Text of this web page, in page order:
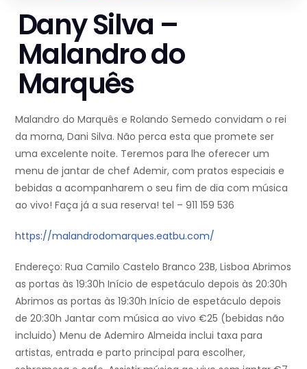
Dany Silva –
Malandro do
Marquês
Malandro do Marquês e Rolando Semedo convidam o rei
da morna, Dani Silva. Não perca esta que promete ser
uma excelente noite. Teremos para lhe oferecer um
menu de jantar de chef Ademir, com pratos especiais e
bebidas a acompanharem o seu fim de dia com música
ao vivo! Faça já a sua reserva! tel – 911 159 536
https://malandrodomarques.eatbu.com/
Endereço: Rua Camilo Castelo Branco 23B, Lisboa Abrimos
as portas às 19:30h Início de espetáculo depois às 20:30h
Abrimos as portas às 19:30h Início de espetáculo depois
de 20:30h Jantar com música ao vivo €25 (bebidas não
incluido) Menu de Ademiro Almeida inclui taxa para
artistas, entrada e parto principal para escolher,